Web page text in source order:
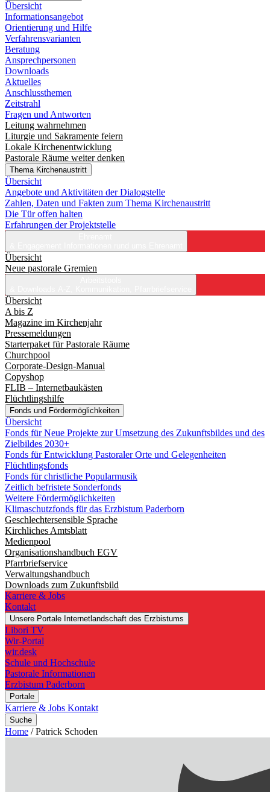
Übersicht
Informationsangebot
Orientierung und Hilfe
Verfahrensvarianten
Beratung
Ansprechpersonen
Downloads
Aktuelles
Anschlussthemen
Zeitstrahl
Fragen und Antworten
Leitung wahrnehmen
Liturgie und Sakramente feiern
Lokale Kirchenentwicklung
Pastorale Räume weiter denken
Thema Kirchenaustritt
Übersicht
Angebote und Aktivitäten der Dialogstelle
Zahlen, Daten und Fakten zum Thema Kirchenaustritt
Die Tür offen halten
Erfahrungen der Projektstelle
Übersicht
Neue pastorale Gremien
Übersicht
A bis Z
Magazine im Kirchenjahr
Pressemeldungen
Starterpaket für Pastorale Räume
Churchpool
Corporate-Design-Manual
Copyshop
FLIB – Internetbaukästen
Flüchtlingshilfe
Fonds und Fördermöglichkeiten
Übersicht
Fonds für Neue Projekte zur Umsetzung des Zukunftsbildes und des
Zielbildes 2030+
Fonds für Entwicklung Pastoraler Orte und Gelegenheiten
Flüchtlingsfonds
Fonds für christliche Popularmusik
Zeitlich befristete Sonderfonds
Weitere Fördermöglichkeiten
Klimaschutzfonds für das Erzbistum Paderborn
Geschlechtersensible Sprache
Kirchliches Amtsblatt
Medienpool
Organisationshandbuch EGV
Pfarrbriefservice
Verwaltungshandbuch
Downloads zum Zukunftsbild
Karriere & Jobs
Kontakt
Unsere Portale Internetlandschaft des Erzbistums
Libori TV
Wir-Portal
wir.desk
Schule und Hochschule
Pastorale Informationen
Erzbistum Paderborn
Portale
Karriere & Jobs Kontakt
Suche
Home /Patrick Schoden